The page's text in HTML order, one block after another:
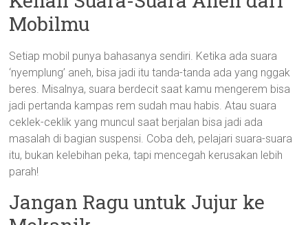
Mobilmu
Setiap mobil punya bahasanya sendiri. Ketika ada suara
‘nyemplung’ aneh, bisa jadi itu tanda-tanda ada yang nggak
beres. Misalnya, suara berdecit saat kamu mengerem bisa
jadi pertanda kampas rem sudah mau habis. Atau suara
ceklek-ceklik yang muncul saat berjalan bisa jadi ada
masalah di bagian suspensi. Coba deh, pelajari suara-suara
itu, bukan kelebihan peka, tapi mencegah kerusakan lebih
parah!
Jangan Ragu untuk Jujur ke